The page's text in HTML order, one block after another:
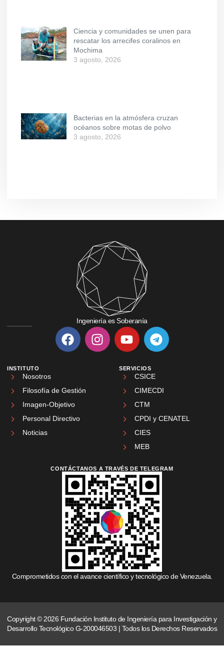
Ciencia y comunidades se unen para
rescatar los arrecifes coralinos en
Mochima
3 agosto, 2026
Bacterias en la atmósfera cruzan
océanos sobre motas de polvo
3 agosto, 2026
Ingeniería es Soberanía
INSTITUTO
Nosotros
Filosofía de Gestión
Imagen-Objetivo
Personal Directivo
Noticias
SERVICIOS
CSICE
CIMECDI
CTM
CPDI y CENATEL
CIES
MEB
CONTÁCTANOS A TRAVÉS DE TELEGRAM
Comprometidos con el avance científico y tecnológico de Venezuela.
Copyright © 2026 Fundación Instituto de Ingeniería para Investigación y
Desarrollo Tecnológico G-200046503 | Todos los Derechos Reservados